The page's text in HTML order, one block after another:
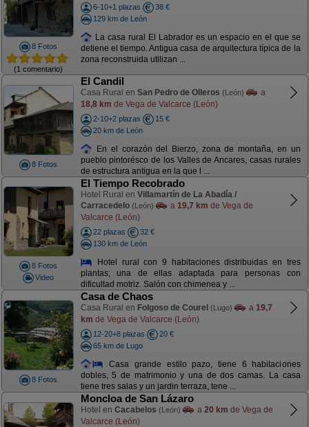
8 Fotos
(1 comentario)
6-10+1 plazas
38 €
129 km de León
La casa rural El Labrador es un espacio en el que se
detiene el tiempo. Antigua casa de arquitectura típica de la
zona reconstruida utilizan ...
8 Fotos
El Candil
Casa Rural en San Pedro de Olleros (León)
a
18,8 km de Vega de Valcarce (León)
2-10+2 plazas
15 €
20 km de León
En el corazón del Bierzo, zona de montaña, en un
pueblo pintorésco de los Valles de Ancares, casas rurales
de estructura antigua en la que l ...
8 Fotos
Video
El Tiempo Recobrado
Hotel Rural en Villamartín de La Abadía /
Carracedelo (León) a 19,7 km de Vega de
Valcarce (León)
22 plazas
32 €
130 km de León
Hotel rural con 9 habitaciones distribuidas en tres
plantas; una de ellas adaptada para personas con
dificultad motriz. Salón con chimenea y ...
8 Fotos
Casa de Chaos
Casa Rural en Folgoso de Courel (Lugo) a 19,7
km de Vega de Valcarce (León)
12-20+8 plazas
20 €
65 km de Lugo
Casa grande estilo pazo, tiene 6 habitaciones
dobles, 5 de matrimonio y una de dos camas. La casa
tiene tres salas y un jardin terraza, tene ...
Moncloa de San Lázaro
Hotel en Cacabelos (León) a 20 km de Vega de
Valcarce (León)